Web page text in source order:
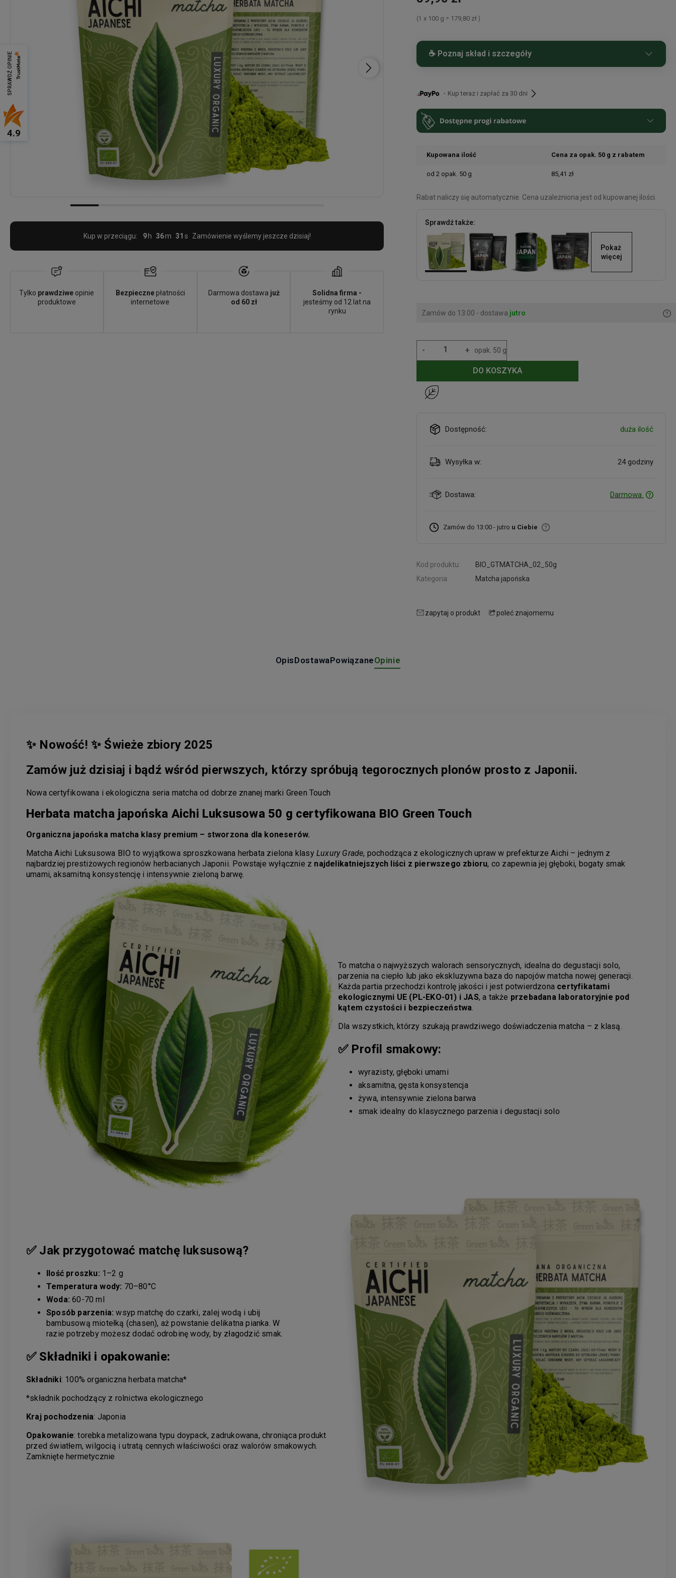
Kup w przeciągu: 9 36 28 Zamówienie wyślemy jeszcze dzisiaj!
Tylko prawdziwe opinie
produktowe
Bezpiecznepłatności
internetowe
Darmowa dostawa już
od 60 zł
Solidna firma -
jesteśmy od 12 lat na
rynku
(1x 100 g = 179,80 zł)
☕ Poznaj skład i szczegóły
koneserów.
zielona klasyLuxury Grade, pochodząca z ekologicznych upraw w
prefekturze Aichi – jednym z najbardziej prestiżowych regionów
herbacianych Japonii. Powstaje wyłącznie z
・Kup teraz i zapłać za 30 dni
Kupowana ilość Cena za opak. 50 g z rabatem
od 2 opak. 50 g 85,41 zł
Rabat naliczy się automatycznie. Cena uzależniona jest od kupowanej ilości.
Sprawdź także:
Pokaż
więcej
Zamów do 13:00 - dostawa jutro
+
- opak. 50 g
DO KOSZYKA
Dostępność: duża ilość
Wysyłka w: 24 godziny
Dostawa: Darmowa
Zamów do 13:00 - jutro u Ciebie
Kod produktu:
BIO_GTMATCHA_02_50g
Kategoria:
Matcha japońska
zapytaj o produkt poleć znajomemu
OpisDostawaPowiązaneOpinie
✨ Nowość! ✨ Świeże zbiory 2025
Zamów już dzisiaj i bądź wśród pierwszych, którzy spróbują tegorocznych plonów prosto z Japonii.
Nowa certyfikowana i ekologiczna seria matcha od dobrze znanej marki Green Touch
Herbata matcha japońska Aichi Luksusowa 50 g certyfikowana BIO Green Touch
Organiczna japońska matcha klasy premium – stworzona dla koneserów.
Matcha Aichi Luksusowa BIO to wyjątkowa sproszkowana herbata zielona klasy Luxury Grade, pochodząca z ekologicznych upraw w prefekturze Aichi – jednym z
najbardziej prestiżowych regionów herbacianych Japonii. Powstaje wyłącznie z najdelikatniejszych liści z pierwszego zbioru, co zapewnia jej głęboki, bogaty smak
umami, aksamitną konsystencję i intensywnie zieloną barwę.
To matcha o najwyższych walorach sensorycznych, idealna do degustacji solo,
parzenia na ciepło lub jako ekskluzywna baza do napojów matcha nowej generacji.
Każda partia przechodzi kontrolę jakości i jest potwierdzona certyfikatami
ekologicznymi UE (PL-EKO-01) i JAS, a także przebadana laboratoryjnie pod
kątem czystości i bezpieczeństwa.
Dla wszystkich, którzy szukają prawdziwego doświadczenia matcha – z klasą.
✅ Profil smakowy:
wyrazisty, głęboki umami
aksamitna, gęsta konsystencja
żywa, intensywnie zielona barwa
smak idealny do klasycznego parzenia i degustacji solo
✅ Jak przygotować matchę luksusową?
Ilość proszku: 1–2 g
Temperatura wody: 70–80°C
Woda: 60-70 ml
Sposób parzenia: wsyp matchę do czarki, zalej wodą i ubij
bambusową miotełką (chasen), aż powstanie delikatna pianka. W
razie potrzeby możesz dodać odrobinę wody, by złagodzić smak.
✅ Składniki i opakowanie:
Składniki: 100% organiczna herbata matcha*
*składnik pochodzący z rolnictwa ekologicznego
Kraj pochodzenia: Japonia
Opakowanie: torebka metalizowana typu doypack, zadrukowana, chroniąca produkt
przed światłem, wilgocią i utratą cennych właściwości oraz walorów smakowych.
Zamknięte hermetycznie
SPRAWDŹ OPINIE
4.9